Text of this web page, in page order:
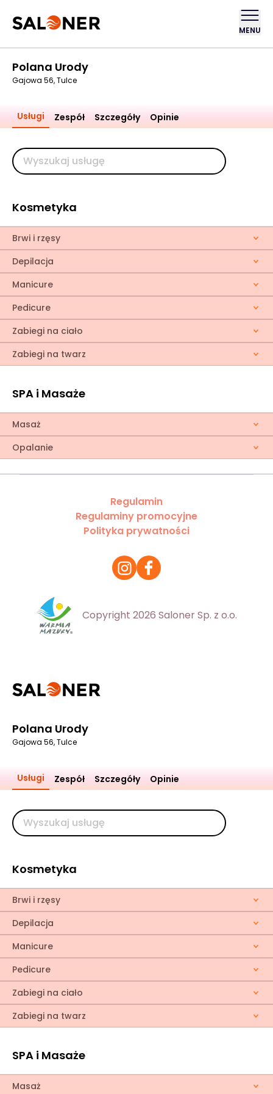
MENU
Polana Urody
Gajowa 56, Tulce
Usługi Zespół Szczegóły Opinie
Kosmetyka
Brwi i rzęsy
Depilacja
Manicure
Pedicure
Zabiegi na ciało
Zabiegi na twarz
SPA i Masaże
Masaż
Opalanie
Regulamin
Regulaminy promocyjne
Polityka prywatności
Copyright 2026 Saloner Sp. z o.o.
Polana Urody
Gajowa 56, Tulce
Usługi Zespół Szczegóły Opinie
Kosmetyka
Brwi i rzęsy
Depilacja
Manicure
Pedicure
Zabiegi na ciało
Zabiegi na twarz
SPA i Masaże
Masaż